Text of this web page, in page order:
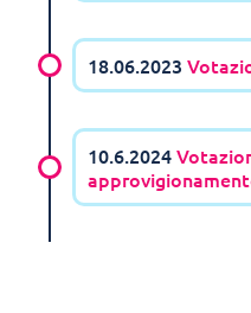
18.06.2023
10.6.2024